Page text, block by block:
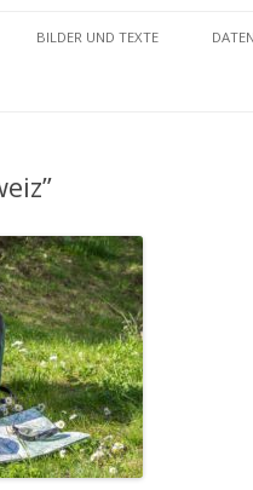
BILDER UND TEXTE